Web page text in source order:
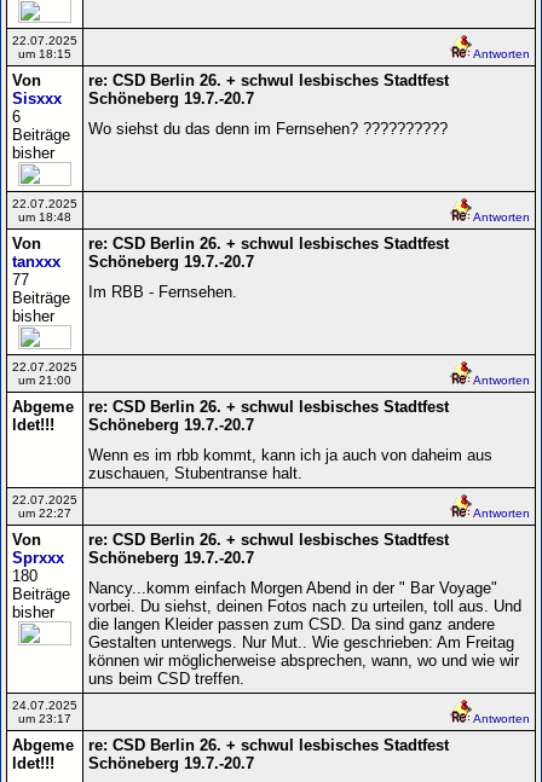
22.07.2025
um 18:15
Antworten
Von
Sisxxx
6
Beiträge
bisher
re: CSD Berlin 26. + schwul lesbisches Stadtfest
Schöneberg 19.7.-20.7
Wo siehst du das denn im Fernsehen? ??????????
22.07.2025
um 18:48
Antworten
Von
tanxxx
77
Beiträge
bisher
re: CSD Berlin 26. + schwul lesbisches Stadtfest
Schöneberg 19.7.-20.7
Im RBB - Fernsehen.
22.07.2025
um 21:00
Antworten
Abgeme
ldet!!!
re: CSD Berlin 26. + schwul lesbisches Stadtfest
Schöneberg 19.7.-20.7
Wenn es im rbb kommt, kann ich ja auch von daheim aus
zuschauen, Stubentranse halt.
22.07.2025
um 22:27
Antworten
Von
Sprxxx
180
Beiträge
bisher
re: CSD Berlin 26. + schwul lesbisches Stadtfest
Schöneberg 19.7.-20.7
Nancy...komm einfach Morgen Abend in der " Bar Voyage"
vorbei. Du siehst, deinen Fotos nach zu urteilen, toll aus. Und
die langen Kleider passen zum CSD. Da sind ganz andere
Gestalten unterwegs. Nur Mut.. Wie geschrieben: Am Freitag
können wir möglicherweise absprechen, wann, wo und wie wir
uns beim CSD treffen.
24.07.2025
um 23:17
Antworten
Abgeme
ldet!!!
re: CSD Berlin 26. + schwul lesbisches Stadtfest
Schöneberg 19.7.-20.7